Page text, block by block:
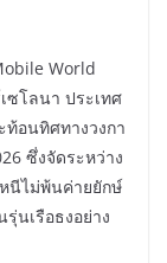
World
ซโลนา ประเทศ
ท้อนทิศทางวงกา
ซึ่งจัดระหว่าง
นีไม่พ้นค่ายยักษ์
นเรือธงอย่าง